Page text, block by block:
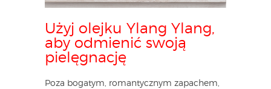
Użyj olejku Ylang Ylang,
aby odmienić swoją
pielęgnację
Poza bogatym, romantycznym zapachem,